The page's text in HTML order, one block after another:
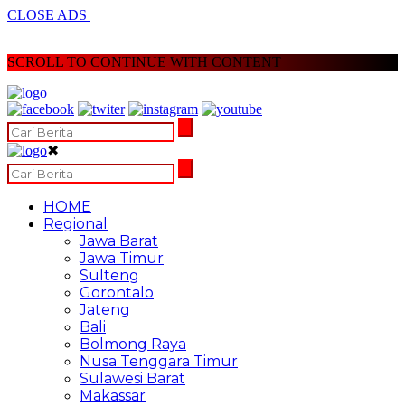
CLOSE ADS
SCROLL TO CONTINUE WITH CONTENT
✖
HOME
Regional
Jawa Barat
Jawa Timur
Sulteng
Gorontalo
Jateng
Bali
Bolmong Raya
Nusa Tenggara Timur
Sulawesi Barat
Makassar